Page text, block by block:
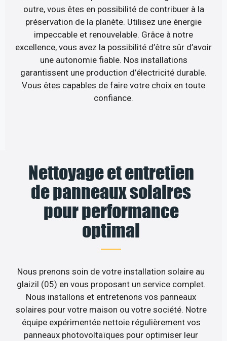
outre, vous êtes en possibilité de contribuer à la
préservation de la planète. Utilisez une énergie
impeccable et renouvelable. Grâce à notre
excellence, vous avez la possibilité d’être sûr d’avoir
une autonomie fiable. Nos installations
garantissent une production d’électricité durable.
Vous êtes capables de faire votre choix en toute
confiance.
Nettoyage et entretien
de panneaux solaires
pour performance
optimal
Nous prenons soin de votre installation solaire au
glaizil (05) en vous proposant un service complet.
Nous installons et entretenons vos panneaux
solaires pour votre maison ou votre société. Notre
équipe expérimentée nettoie régulièrement vos
panneaux photovoltaïques pour optimiser leur